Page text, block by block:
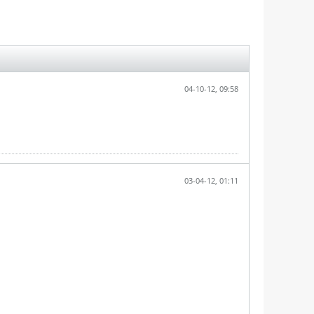
04-10-12, 09:58
03-04-12, 01:11